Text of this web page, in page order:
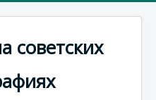
советских